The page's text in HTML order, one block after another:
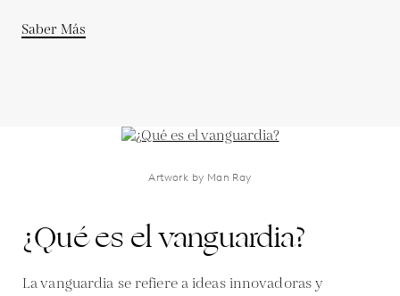
Saber Más
Artwork by Man Ray
¿Qué es el vanguardia?
La vanguardia se refiere a ideas innovadoras y